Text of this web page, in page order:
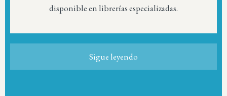
disponible en librerías especializadas.
Sigue leyendo